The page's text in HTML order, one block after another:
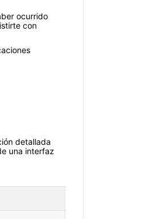
ocurrido
con
detallada
una interfaz